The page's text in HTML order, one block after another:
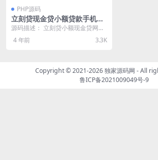
PHP源码
立刻贷现金贷小额贷款手机贷
款源码/网络贷款平台系统源
源码描述： 立刻贷小额现金贷网络
贷款系统源码 立刻贷现金贷小额贷
款手机贷款源码 ...
4 年前 3.3K
Copyright © 2021-2026独家源码网 - All
鲁ICP备2021009049号-9